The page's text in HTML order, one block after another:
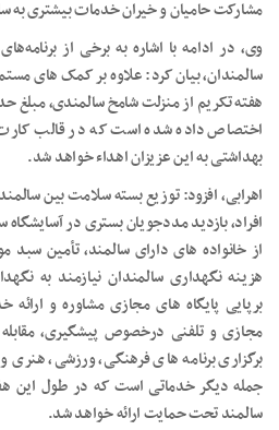
مشارکت حامیان و خیران خدمات بیشتری به
وی، در ادامه با اشاره به برخی از
سالمندان، بیان کرد: علاوه بر کمک های
اختصاص داده شده است که در قالب
بهداشتی به این عزیزان اهداء خواهد شد.
اهرابی، افزود: توزیع بسته سلامت بین
افراد، بازدید مددجویان بستری در آسایشگاه
از خانواده های دارای سالمند، تأمین
هزینه نگهداری سالمندان نیازمند به
برپایی پایگاه های مجازی مشاوره و
مجازی و تلفنی درخصوص پیشگیری،
برگزاری برنامه های فرهنگی، ورزشی،
جمله دیگر خدماتی است که در طول این
سالمند تحت حمایت ارائه خواهد شد.